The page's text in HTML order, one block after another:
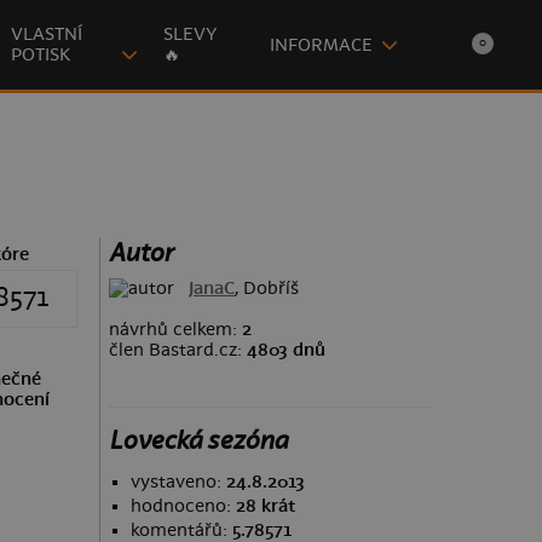
VLASTNÍ
POTISK
SLEVY
🔥
INFORMACE 0
Autor
JanaC, Dobříš
návrhů celkem: 2
člen Bastard.cz: 4803 dnů
Lovecká sezóna
vystaveno: 24.8.2013
hodnoceno: 28 krát
komentářů: 5.78571